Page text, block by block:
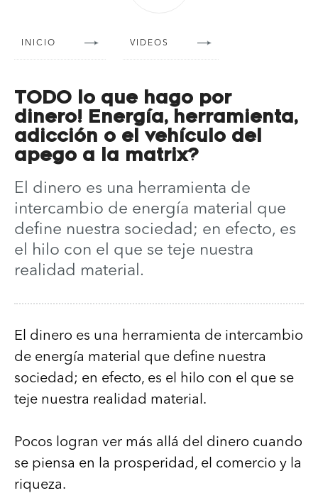
INICIO VIDEOS
TODO lo que hago por
dinero! Energía, herramienta,
adicción o el vehículo del
apego a la matrix?
El dinero es una herramienta de
intercambio de energía material que
define nuestra sociedad; en efecto, es
el hilo con el que se teje nuestra
realidad material.
El dinero es una herramienta de intercambio
de energía material que define nuestra
sociedad; en efecto, es el hilo con el que se
teje nuestra realidad material.
Pocos logran ver más allá del dinero cuando
se piensa en la prosperidad, el comercio y la
riqueza.